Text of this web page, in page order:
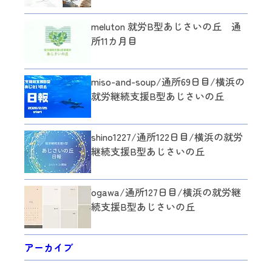
meluton 就労B型あじさいの丘 通
所11カ月目
miso-and-soup/通所69日目/横浜の
就労継続支援B型あじさいの丘
shino1227/通所122日目/横浜の就労
継続支援B型あじさいの丘
ogawa/通所127日目/横浜の就労継
続支援B型あじさいの丘
アーカイブ